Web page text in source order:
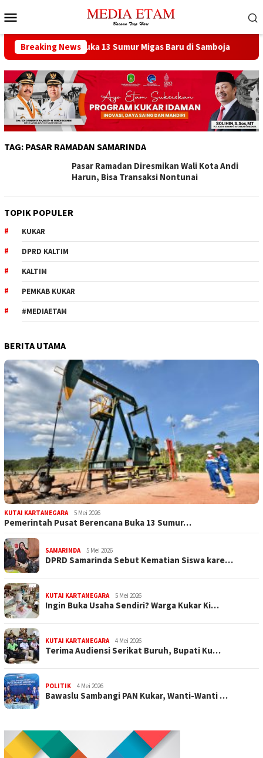
ke
Mobile
Breaking News
Berencana Buka 13 Sumur Migas Baru di Samboja
TAG: PASAR RAMADAN SAMARINDA
Pasar Ramadan Diresmikan Wali Kota Andi
Harun, Bisa Transaksi Nontunai
TOPIK POPULER
KUKAR
DPRD KALTIM
KALTIM
PEMKAB KUKAR
#MEDIAETAM
BERITA UTAMA
KUTAI KARTANEGARA 5 Mei 2026
Pemerintah Pusat Berencana Buka 13 Sumur…
SAMARINDA 5 Mei 2026
DPRD Samarinda Sebut Kematian Siswa kare…
KUTAI KARTANEGARA 5 Mei 2026
Ingin Buka Usaha Sendiri? Warga Kukar Ki…
KUTAI KARTANEGARA 4 Mei 2026
Terima Audiensi Serikat Buruh, Bupati Ku…
POLITIK 4 Mei 2026
Bawaslu Sambangi PAN Kukar, Wanti-Wanti …